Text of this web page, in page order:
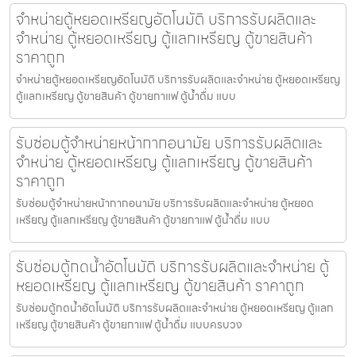
จำหน่ายตู้หยอดเหรียญ​อัตโนมัติ บริการรับผลิตและ
จำหน่าย ตู้หยอดเหรียญ ตู้แลกเหรียญ ตู้ขายสินค้า
ราคาถูก
จำหน่ายตู้หยอดเหรียญ​อัตโนมัติ บริการรับผลิตและจำหน่าย ตู้หยอดเหรียญ
ตู้แลกเหรียญ ตู้ขายสินค้า ตู้ขายกาแฟ ตู้น้ำดื่ม แบบ
รับซ่อมตู้จำหน่ายหน้ากากอนามัย บริการรับผลิตและ
จำหน่าย ตู้หยอดเหรียญ ตู้แลกเหรียญ ตู้ขายสินค้า
ราคาถูก
รับซ่อมตู้จำหน่ายหน้ากากอนามัย บริการรับผลิตและจำหน่าย ตู้หยอด
เหรียญ ตู้แลกเหรียญ ตู้ขายสินค้า ตู้ขายกาแฟ ตู้น้ำดื่ม แบบ
รับซ่อมตู้กดน้ำ​อัตโนมัติ บริการรับผลิตและจำหน่าย ตู้
หยอดเหรียญ ตู้แลกเหรียญ ตู้ขายสินค้า ราคาถูก
รับซ่อมตู้กดน้ำ​อัตโนมัติ บริการรับผลิตและจำหน่าย ตู้หยอดเหรียญ ตู้แลก
เหรียญ ตู้ขายสินค้า ตู้ขายกาแฟ ตู้น้ำดื่ม แบบครบวง